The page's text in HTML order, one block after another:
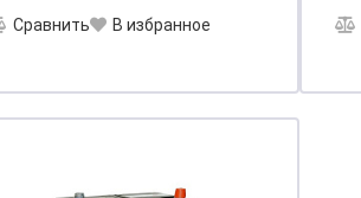
Сравнить В избранное